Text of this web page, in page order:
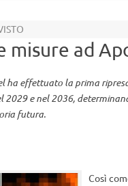
misure ad
ha effettuato la prima
2029 e nel 2036,
futura.
Così